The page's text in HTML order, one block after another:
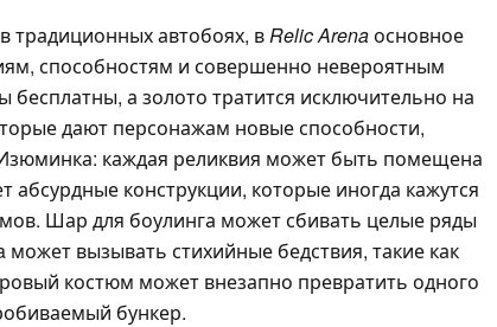
традиционных автобоях, вRelic Arenaосновное
способностям и совершенно невероятным
а золото тратится исключительно на
дают персонажам новые способности,
каждая реликвия может быть помещена
абсурдные конструкции, которые иногда кажутся
Шар для боулинга может сбивать целые ряды
вызывать стихийные бедствия, такие как
костюм может внезапно превратить одного
бункер.